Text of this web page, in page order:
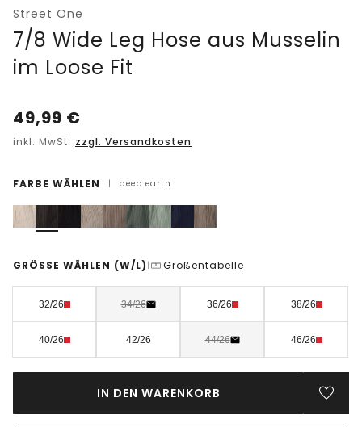
Street One
7/8 Wide Leg Hose aus Musselin
im Loose Fit
49,99 €
inkl. MwSt. zzgl. Versandkosten
FARBE WÄHLEN | deep earth
GRÖSSE WÄHLEN (W/L) | Größentabelle
32/26 34/26 36/26 38/26
40/26 42/26 44/26 46/26
IN DEN WARENKORB